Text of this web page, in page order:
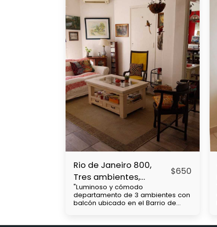
Rio de Janeiro 800,
Tres ambientes,
Caballito
$650
"Luminoso y cómodo
departamento de 3 ambientes con
balcón ubicado en el Barrio de